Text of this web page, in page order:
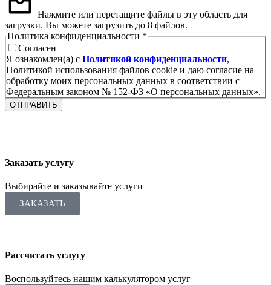
Нажмите или перетащите файлы в эту область для
загрузки. Вы можете загрузить до 8 файлов.
Политика конфиденциальности *
Согласен
Я ознакомлен(а) с Политикой конфиденциальности,
Политикой использования файлов cookie и даю согласие на
обработку моих персональных данных в соответствии с
Федеральным законом № 152-ФЗ «О персональных данных».
ОТПРАВИТЬ
Заказать услугу
Выбирайте и заказывайте услуги
ЗАКАЗАТЬ
Рассчитать услугу
Воспользуйтесь нашим калькулятором услуг